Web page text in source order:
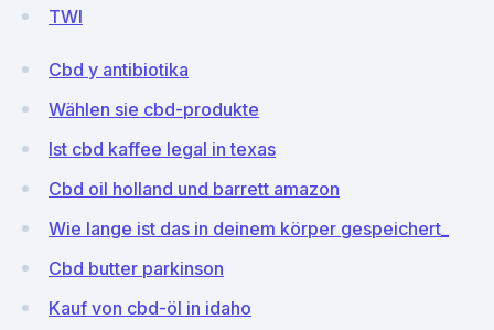
TWI
Cbd y antibiotika
Wählen sie cbd-produkte
Ist cbd kaffee legal in texas
Cbd oil holland und barrett amazon
Wie lange ist das in deinem körper gespeichert_
Cbd butter parkinson
Kauf von cbd-öl in idaho